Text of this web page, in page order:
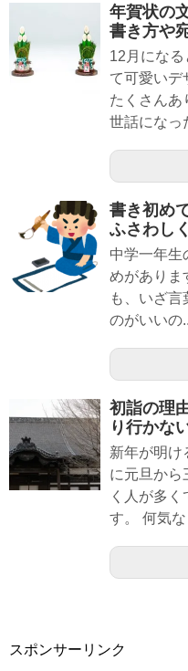
年賀状の
書き方や
12月にな
て可愛いデ
たくさんあ
世話になっ
書き初め
ふさわし
中学一年生
めがありま
も、いざ
のがいいの
初詣の理
り行かな
新年が明け
に元旦から
く人が多
す。 何気
スポンサーリンク